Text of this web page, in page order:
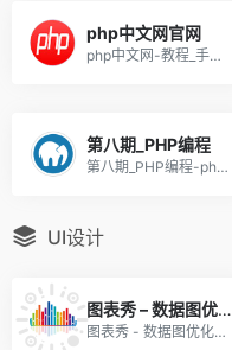
php中文网官网
php中文网-教程_手册_视频-免费php在线学习平台
第八期_PHP编程
第八期_PHP编程-php中文网
UI设计
图表秀 – 数据图优化展示（参数较多 体验较好）
图表秀 - 数据图优化展示，参数较多 体验较好。